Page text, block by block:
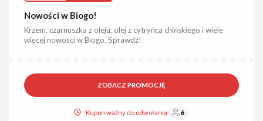
Nowości w Biogo!
Krzem, czarnuszka z oleju, olej z cytryńca chińskiego i wiele
więcej nowości w Biogo. Sprawdź!
ZOBACZ PROMOCJĘ
Kupon ważny do odwołania 6